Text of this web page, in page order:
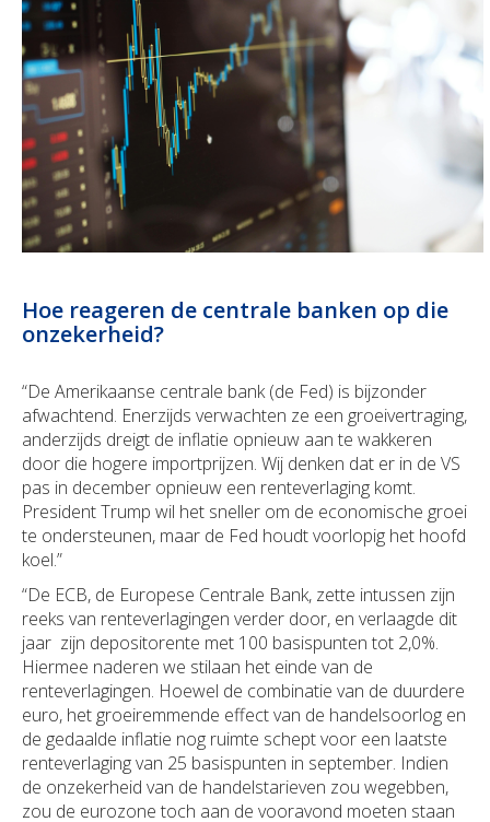
Hoe reageren de centrale banken op die
onzekerheid?
“De Amerikaanse centrale bank (de Fed) is bijzonder
afwachtend. Enerzijds verwachten ze een groeivertraging,
anderzijds dreigt de inflatie opnieuw aan te wakkeren
door die hogere importprijzen. Wij denken dat er in de VS
pas in december opnieuw een renteverlaging komt.
President Trump wil het sneller om de economische groei
te ondersteunen, maar de Fed houdt voorlopig het hoofd
koel.”
“De ECB, de Europese Centrale Bank, zette intussen zijn
reeks van renteverlagingen verder door, en verlaagde dit
jaar zijn depositorente met 100 basispunten tot 2,0%.
Hiermee naderen we stilaan het einde van de
renteverlagingen. Hoewel de combinatie van de duurdere
euro, het groeiremmende effect van de handelsoorlog en
de gedaalde inflatie nog ruimte schept voor een laatste
renteverlaging van 25 basispunten in september. Indien
de onzekerheid van de handelstarieven zou wegebben,
zou de eurozone toch aan de vooravond moeten staan